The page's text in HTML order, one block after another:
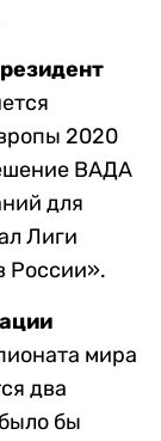
2020
ВАДА
для
Лиги
России».
мира
два
бы